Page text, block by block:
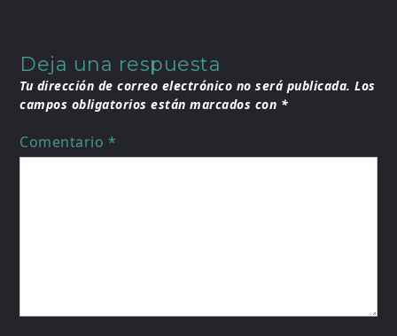
Deja una respuesta
Tu dirección de correo electrónico no será publicada. Los
campos obligatorios están marcados con *
Comentario *